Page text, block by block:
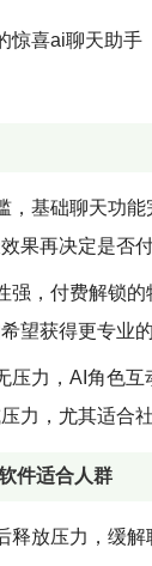
惊喜ai聊天助手
，基础聊天功
果再决定是否
强，付费解锁
望获得更专业
压力，AI角色
力，尤其适合
件适合人群
释放压力，缓解